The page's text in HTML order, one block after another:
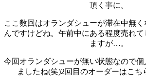
頂く事に。
ここ数回はオランダシューが滞在中無
んですけどね。午前中にある程度売れ
ますが…。
今回オランダシューが無い状態なので
ましたね(笑)2回目のオーダーはこち